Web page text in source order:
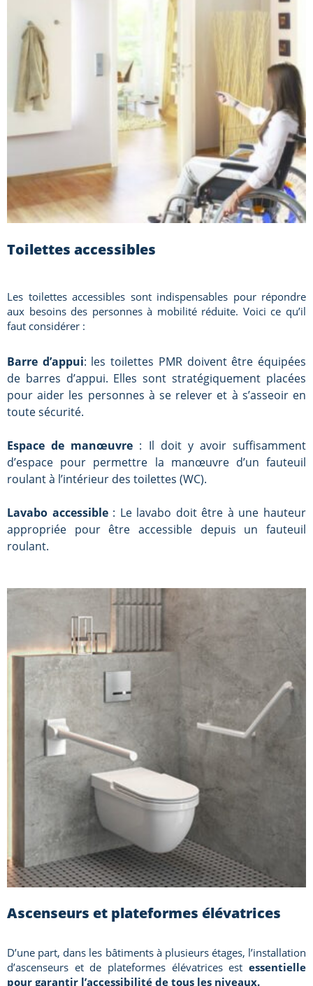
Toilettes accessibles
Les toilettes accessibles sont indispensables pour répondre
aux besoins des personnes à mobilité réduite. Voici ce qu’il
faut considérer :
Barre d’appui: les toilettes PMR doivent être équipées
de barres d’appui. Elles sont stratégiquement placées
pour aider les personnes à se relever et à s’asseoir en
toute sécurité.
Espace de manœuvre : Il doit y avoir suffisamment
d’espace pour permettre la manœuvre d’un fauteuil
roulant à l’intérieur des toilettes (WC).
Lavabo accessible : Le lavabo doit être à une hauteur
appropriée pour être accessible depuis un fauteuil
roulant.
Ascenseurs et plateformes élévatrices
D’une part, dans les bâtiments à plusieurs étages, l’installation
d’ascenseurs et de plateformes élévatrices est essentielle
pour garantir l’accessibilité de tous les niveaux.